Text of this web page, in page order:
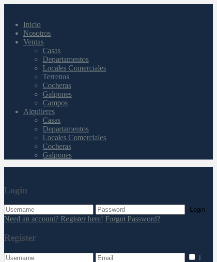
Inicio
Nosotros
Ventas
Casas
Departamentos
Locales Comerciales
Terrenos
Cocheras
Galpones
Campos
Alquileres
Casas
Departamentos
Locales Comerciales
Cocheras
Galpones
Login
Login
Need an account? Register here! Forgot Password?
Register
I